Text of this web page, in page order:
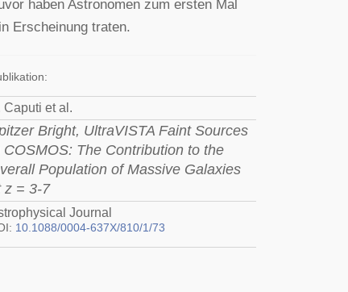
haben Astronomen zum ersten Mal
Erscheinung traten.
Caputi et al.
Bright, UltraVISTA Faint Sources
COSMOS: The Contribution to the
Population of Massive Galaxies
z = 3-7
Journal
10.1088/0004-637X/810/1/73